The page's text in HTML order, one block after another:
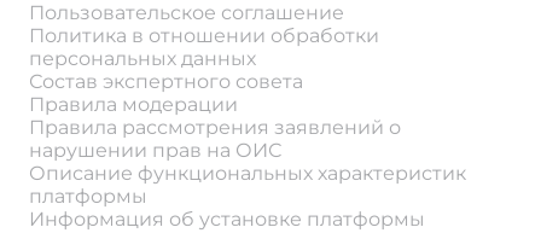
Пользовательское соглашение
Политика в отношении обработки
персональных данных
Состав экспертного совета
Правила модерации
Правила рассмотрения заявлений о
нарушении прав на ОИС
Описание функциональных характеристик
платформы
Информация об установке платформы